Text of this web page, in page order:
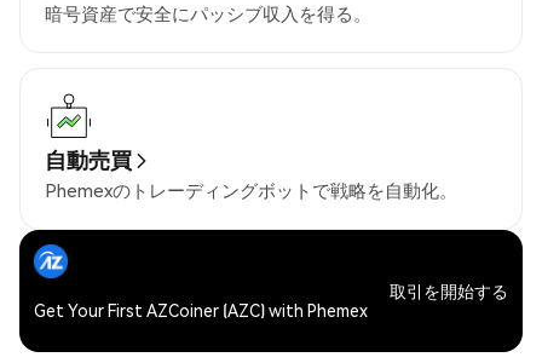
暗号資産で安全にパッシブ収入を得る。
自動売買
Phemexのトレーディングボットで戦略を自動化。
Get Your First AZCoiner (AZC) with Phemex
取引を開始する